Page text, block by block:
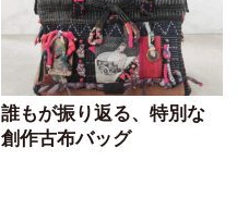
誰もが振り返る、特別な
創作古布バッグ